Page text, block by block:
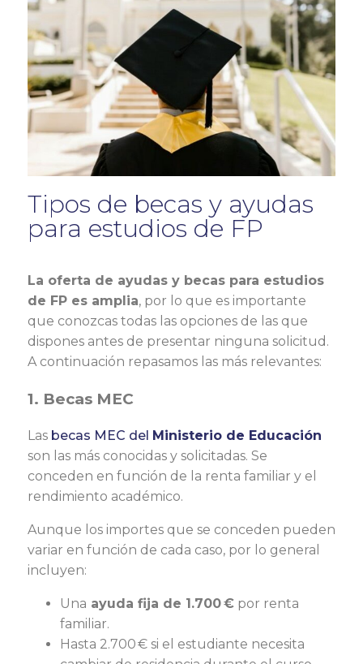
Tipos de becas y ayudas
para estudios de FP
La oferta de ayudas y becas para estudios
de FP es amplia, por lo que es importante
que conozcas todas las opciones de las que
dispones antes de presentar ninguna solicitud.
A continuación repasamos las más relevantes:
1. Becas MEC
Las becas MEC del Ministerio de Educación
son las más conocidas y solicitadas. Se
conceden en función de la renta familiar y el
rendimiento académico.
Aunque los importes que se conceden pueden
variar en función de cada caso, por lo general
incluyen:
Una ayuda fija de 1.700 € por renta
familiar.
Hasta 2.700 € si el estudiante necesita